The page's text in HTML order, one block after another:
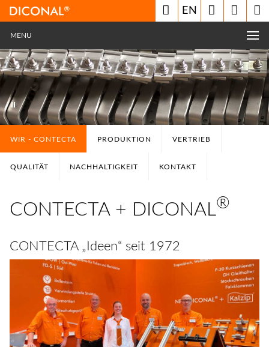
EN
MENU
WIR - CONTECTA PRODUKTION VERTRIEB
QUALITÄT NACHHALTIGKEIT KONTAKT
CONTECTA + DICONAL®
CONTECTA „Ideen“ seit 1972